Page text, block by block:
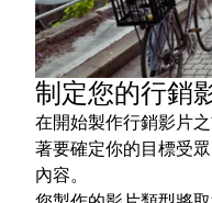
制定您的行銷
在開始製作行銷影片
著要確定你的目標受
內容。